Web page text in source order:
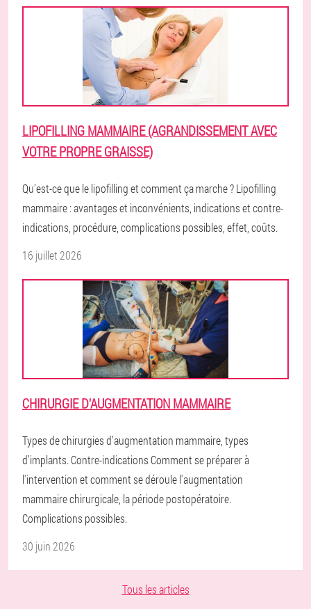
LIPOFILLING MAMMAIRE (AGRANDISSEMENT AVEC
VOTRE PROPRE GRAISSE)
Qu’est-ce que le lipofilling et comment ça marche ? Lipofilling
mammaire : avantages et inconvénients, indications et contre-
indications, procédure, complications possibles, effet, coûts.
16 juillet 2026
CHIRURGIE D'AUGMENTATION MAMMAIRE
Types de chirurgies d’augmentation mammaire, types
d’implants. Contre-indications Comment se préparer à
l'intervention et comment se déroule l'augmentation
mammaire chirurgicale, la période postopératoire.
Complications possibles.
30 juin 2026
Tous les articles